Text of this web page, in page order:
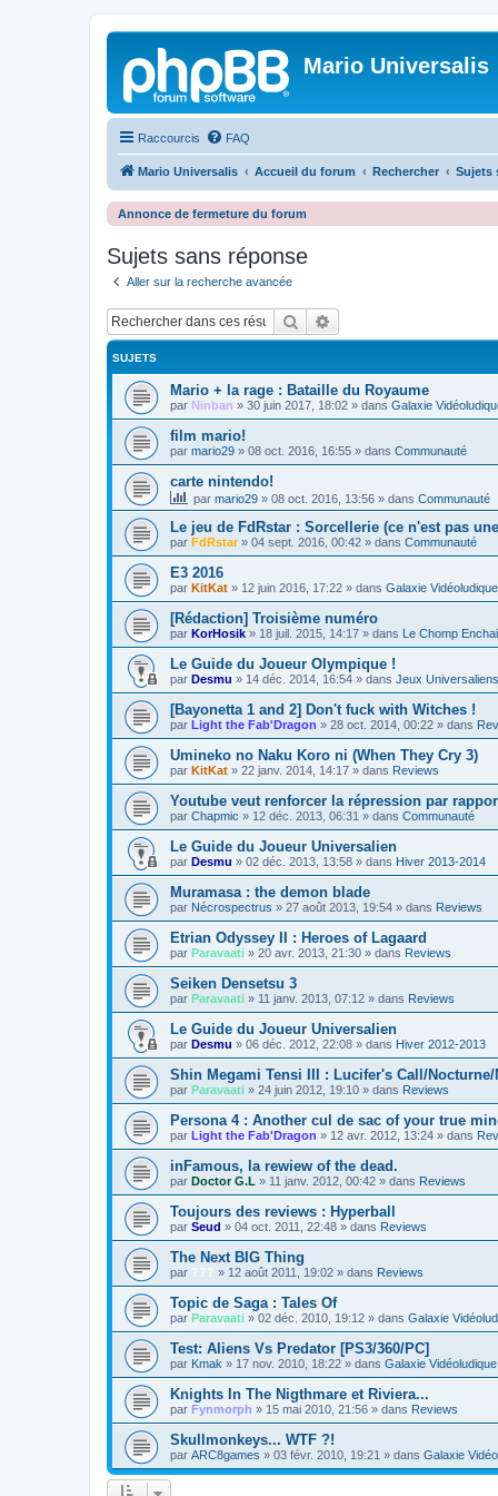
Mario Universalis
Raccourcis FAQ
Mario Universalis Accueil du forum Rechercher Sujets
Annonce de fermeture du forum
Sujets sans réponse
Aller sur la recherche avancée
Rechercher
SUJETS
Mario + la rage : Bataille du Royaume
par Ninban » 30 juin 2017, 18:02 » dans Galaxie
film mario!
par mario29 » 08 oct. 2016, 16:55 » dans Communauté
carte nintendo!
par mario29 » 08 oct. 2016, 13:56 » dans Communauté
Le jeu de FdRstar : Sorcellerie (ce n'est pas
par FdRstar» 04 sept. 2016, 00:42 » dans Communauté
E3 2016
par KitKat » 12 juin 2016, 17:22 » dans Galaxie Vidéoludique
[Rédaction] Troisième numéro
par KorHosik » 18 juil. 2015, 14:17 » dans Le Chomp
Le Guide du Joueur Olympique !
par Desmu » 14 déc. 2014, 16:54 » dans Jeux
[Bayonetta 1 and 2] Don't fuck with Witches !
par Light the Fab'Dragon » 28 oct. 2014, 00:22 » dans
Umineko no Naku Koro ni (When They Cry 3)
par KitKat » 22 janv. 2014, 14:17 » dans Reviews
Youtube veut renforcer la répression par
par Chapmic » 12 déc. 2013, 06:31 » dans Communauté
Le Guide du Joueur Universalien
par Desmu » 02 déc. 2013, 13:58 » dans Hiver 2013-2014
Muramasa : the demon blade
par Nécrospectrus » 27 août 2013, 19:54 » dans Reviews
Etrian Odyssey II : Heroes of Lagaard
par Paravaati » 20 avr. 2013, 21:30 » dans Reviews
Seiken Densetsu 3
par Paravaati » 11 janv. 2013, 07:12 » dans Reviews
Le Guide du Joueur Universalien
par Desmu » 06 déc. 2012, 22:08 » dans Hiver 2012-2013
Shin Megami Tensi III : Lucifer's Call/Nocturne/
par Paravaati » 24 juin 2012, 19:10 » dans Reviews
Persona 4 : Another cul de sac of your true
par Light the Fab'Dragon » 12 avr. 2012, 13:24 » dans
inFamous, la rewiew of the dead.
par Doctor G.L » 11 janv. 2012, 00:42 » dans Reviews
Toujours des reviews : Hyperball
par Seud » 04 oct. 2011, 22:48 » dans Reviews
The Next BIG Thing
par ??? » 12 août 2011, 19:02 » dans Reviews
Topic de Saga : Tales Of
par Paravaati » 02 déc. 2010, 19:12 » dans Galaxie
Test: Aliens Vs Predator [PS3/360/PC]
par Kmak » 17 nov. 2010, 18:22 » dans Galaxie Vidéoludique
Knights In The Nigthmare et Riviera...
par Fynmorph » 15 mai 2010, 21:56 » dans Reviews
Skullmonkeys... WTF ?!
par ARC8games » 03 févr. 2010, 19:21 » dans Galaxie